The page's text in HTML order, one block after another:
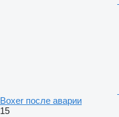
Boxer после аварии
15